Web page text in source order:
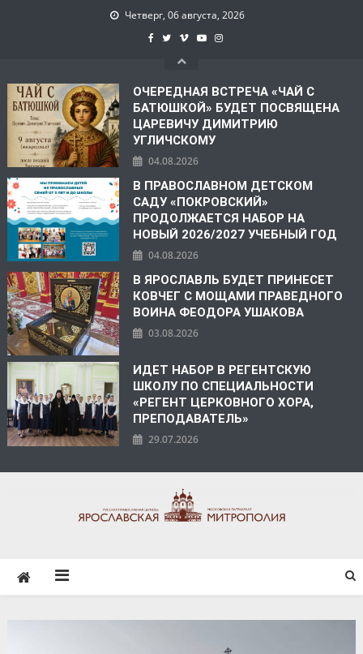
Четверг, 06 августа, 2026
ОЧЕРЕДНАЯ ВСТРЕЧА «ЧАЙ С
БАТЮШКОЙ» БУДЕТ ПОСВЯЩЕНА
ЦАРЕВИЧУ ДИМИТРИЮ
УГЛИЧСКОМУ
04.08.2026
В ПРАВОСЛАВНОМ ДЕТСКОМ
САДУ «ПОКРОВСКИЙ»
ПРОДОЛЖАЕТСЯ НАБОР НА
НОВЫЙ 2026/2027 УЧЕБНЫЙ ГОД
04.08.2026
В ЯРОСЛАВЛЬ БУДЕТ ПРИНЕСЕТ
КОВЧЕГ С МОЩАМИ ПРАВЕДНОГО
ВОИНА ФЕОДОРА УШАКОВА
03.08.2026
ИДЕТ НАБОР В РЕГЕНТСКУЮ
ШКОЛУ ПО СПЕЦИАЛЬНОСТИ
«РЕГЕНТ ЦЕРКОВНОГО ХОРА,
ПРЕПОДАВАТЕЛЬ»
29.07.2026